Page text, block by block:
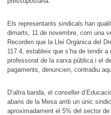
Els representants sindicals han
dimarts, 11 de novembre, com una
Recorden que la Llei Orgànica del
117.4, estableix que s’ha de tendir a
professorat de la xarxa pública i el
pagaments, denuncien, contradiu
D’altra banda, el conseller
abans de la Mesa amb un únic
aproximadament el 5% del sector